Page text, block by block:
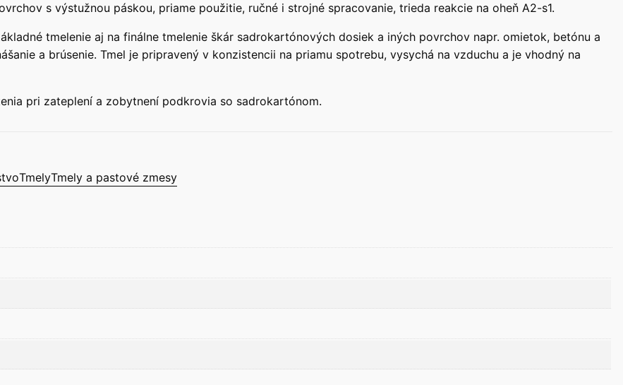
s výstužnou páskou, priame použitie, ručné i strojné spracovanie, trieda reakcie na oheň A2-s1.
tmelenie aj na finálne tmelenie škár sadrokartónových dosiek a iných povrchov napr. omietok, betónu a
a brúsenie. Tmel je pripravený v konzistencii na priamu spotrebu, vysychá na vzduchu a je vhodný na
pri zateplení a zobytnení podkrovia so sadrokartónom.
TmelyTmely a pastové zmesy